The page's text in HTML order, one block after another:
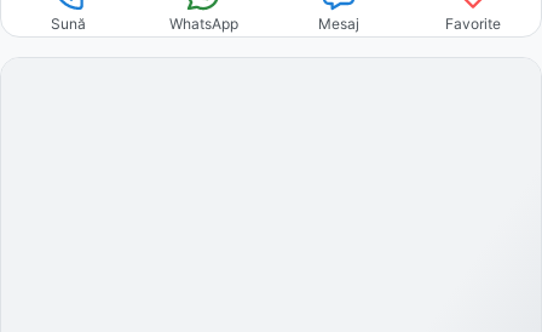
Sună WhatsApp Mesaj Favorite